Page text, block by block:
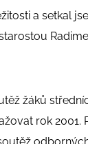
a setkal
žáků
rok